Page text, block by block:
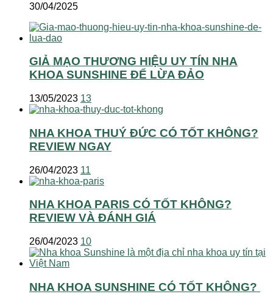
30/04/2025
GIẢ MẠO THƯƠNG HIỆU UY TÍN NHA
KHOA SUNSHINE ĐỂ LỪA ĐẢO
13/05/2023 13
NHA KHOA THUÝ ĐỨC CÓ TỐT KHÔNG?
REVIEW NGAY
26/04/2023 11
NHA KHOA PARIS CÓ TỐT KHÔNG?
REVIEW VÀ ĐÁNH GIÁ
26/04/2023 10
NHA KHOA SUNSHINE CÓ TỐT KHÔNG?